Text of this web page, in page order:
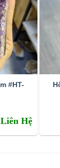
anh tím
#HT-
Liên Hệ